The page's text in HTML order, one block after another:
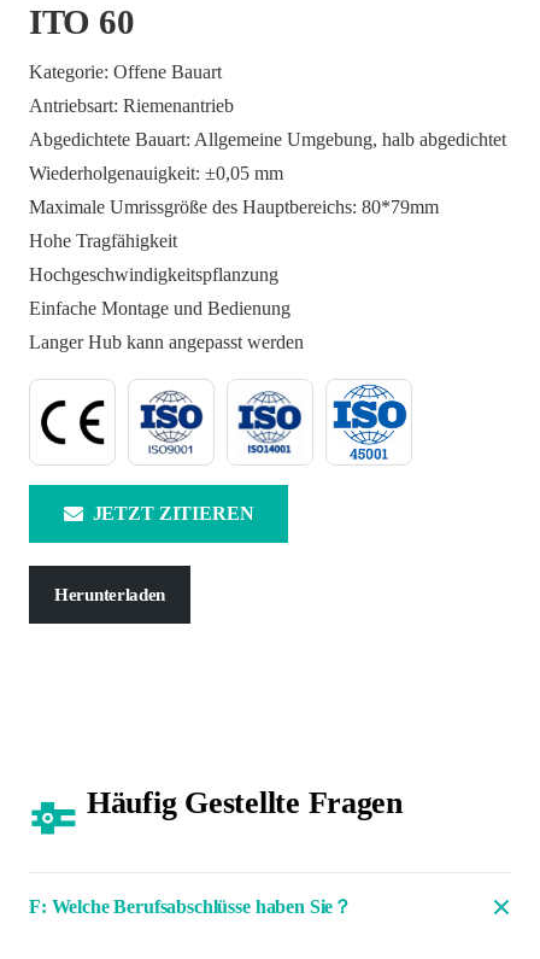
ITO 60
Kategorie: Offene Bauart
Antriebsart: Riemenantrieb
Abgedichtete Bauart: Allgemeine Umgebung, halb abgedichtet
Wiederholgenauigkeit: ±0,05 mm
Maximale Umrissgröße des Hauptbereichs: 80*79mm
Hohe Tragfähigkeit
Hochgeschwindigkeitspflanzung
Einfache Montage und Bedienung
Langer Hub kann angepasst werden
JETZT ZITIEREN
Herunterladen
Häufig Gestellte Fragen
F: Welche Berufsabschlüsse haben Sie？